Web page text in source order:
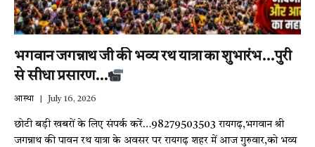
भगवान जगन्नाथ जी की भव्य रथ यात्रा का शुभारंभ…पुरी
से सीधा प्रसारण…
आस्था July 16, 2026
छोटी बड़ी खबरों के लिए संपर्क करें…98279503503 रायगढ़,भगवान श्री
जगन्नाथ की पावन रथ यात्रा के अवसर पर रायगढ़ शहर में आज गुरुवार,को भव्य